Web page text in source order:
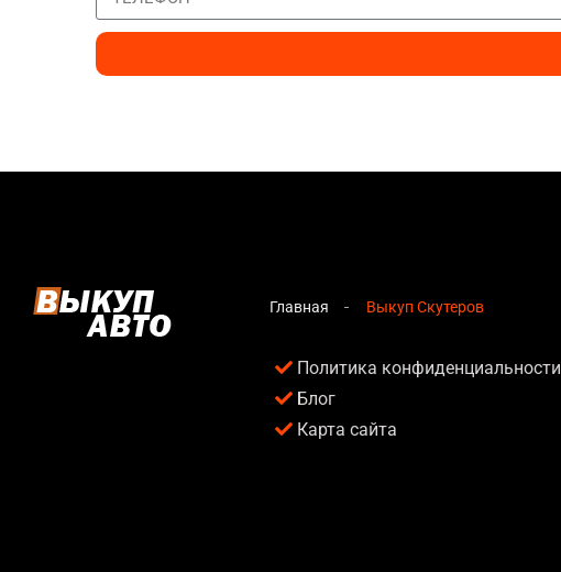
Главная Выкуп Скутеров
Политика конфиденциальности
Блог
Карта сайта